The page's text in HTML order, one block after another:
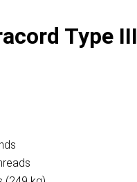
Type III